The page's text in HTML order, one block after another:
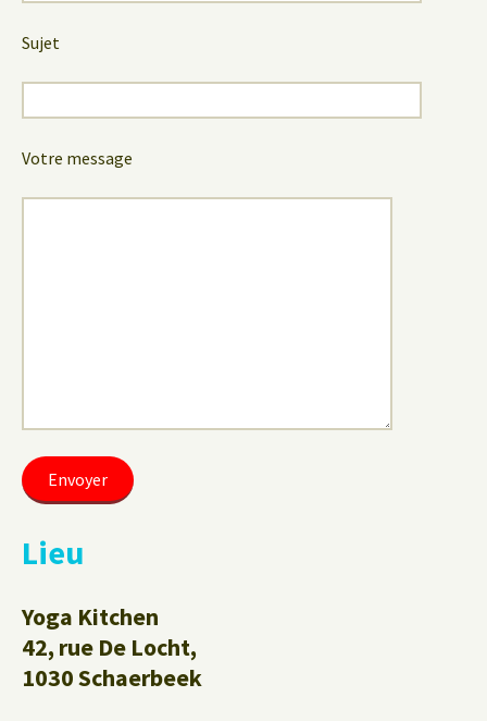
Sujet
Votre message
Lieu
Yoga Kitchen
42, rue De Locht,
1030 Schaerbeek